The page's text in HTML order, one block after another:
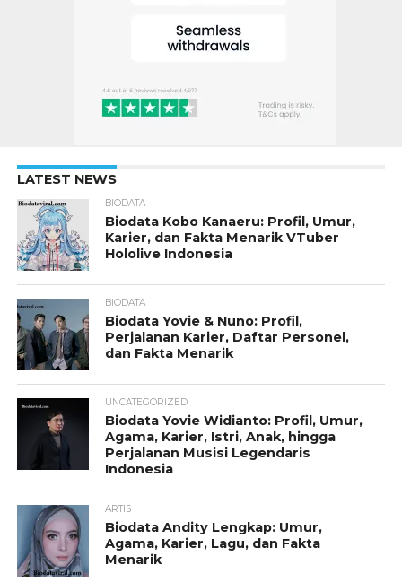
LATEST NEWS
BIODATA
Biodata Kobo Kanaeru: Profil, Umur,
Karier, dan Fakta Menarik VTuber
Hololive Indonesia
BIODATA
Biodata Yovie & Nuno: Profil,
Perjalanan Karier, Daftar Personel,
dan Fakta Menarik
UNCATEGORIZED
Biodata Yovie Widianto: Profil, Umur,
Agama, Karier, Istri, Anak, hingga
Perjalanan Musisi Legendaris
Indonesia
ARTIS
Biodata Andity Lengkap: Umur,
Agama, Karier, Lagu, dan Fakta
Menarik